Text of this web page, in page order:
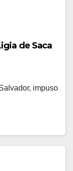
de Saca
impuso